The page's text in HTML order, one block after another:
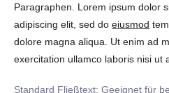
Paragraphen. Lorem ipsum dolor
adipiscing elit, sed do eiusmod
dolore magna aliqua. Ut enim ad
exercitation ullamco laboris nisi ut
Standard Fließtext: Geeignet für